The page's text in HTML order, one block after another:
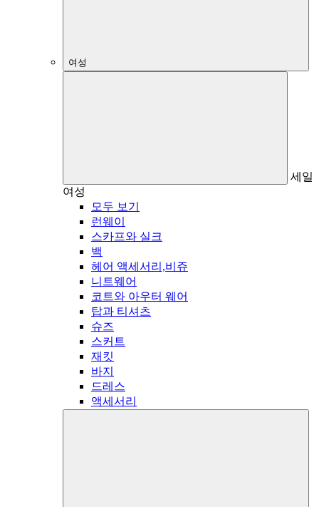
여성
세일
여성
모두 보기
런웨이
스카프와 실크
백
헤어 액세서리,비쥬
니트웨어
코트와 아우터 웨어
탑과 티셔츠
슈즈
스커트
재킷
바지
드레스
액세서리